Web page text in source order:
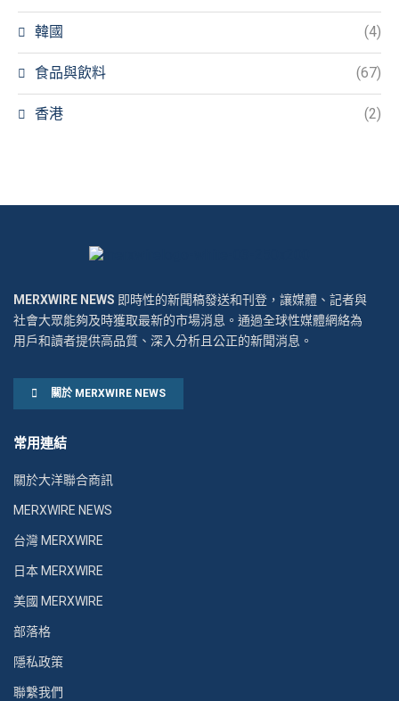
韓國 (4)
食品與飲料 (67)
香港 (2)
MERXWIRE NEWS 即時性的新聞稿發送和刊登，讓媒體、記者與
社會大眾能夠及時獲取最新的市場消息。通過全球性媒體網絡為
用戶和讀者提供高品質、深入分析且公正的新聞消息。
關於 MERXWIRE NEWS
常用連結
關於大洋聯合商訊
MERXWIRE NEWS
台灣 MERXWIRE
日本 MERXWIRE
美國 MERXWIRE
部落格
隱私政策
聯繫我們